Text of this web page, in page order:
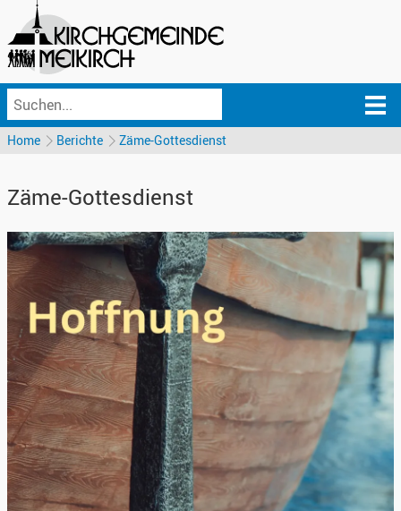
Home Berichte Zäme-Gottesdienst
Zäme-Gottesdienst